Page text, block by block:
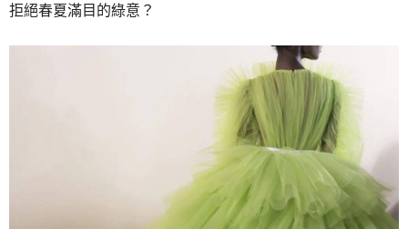
拒絕春夏滿目的綠意？